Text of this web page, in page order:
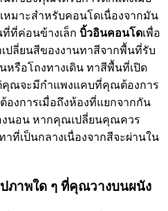
หมาะสำหรับคอนโดเนื่องจากมัน
ที่ค่อนข้างเล็ก บิ้วอินคอนโดเพื่อ
ปลี่ยนสีของงานทาสีจากพื้นที่รับ
หรือโถงทางเดิน ทาสีพื้นที่เปิด
คุณจะมีกำแพงแคบที่คุณต้องการ
องการเมื่อถึงห้องที่แยกจากกัน
งนอน หากคุณเปลี่ยนคุณควร
าที่เป็นกลางเนื่องจากสีจะผ่านใน
ภาพใด ๆ ที่คุณวางบนผนัง